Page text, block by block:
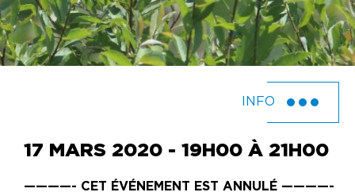
INFO
17 MARS 2020 - 19H00 À 21H00
————- CET ÉVÉNEMENT EST ANNULÉ ————-